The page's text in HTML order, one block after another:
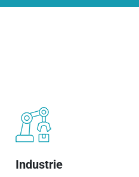
Industrie